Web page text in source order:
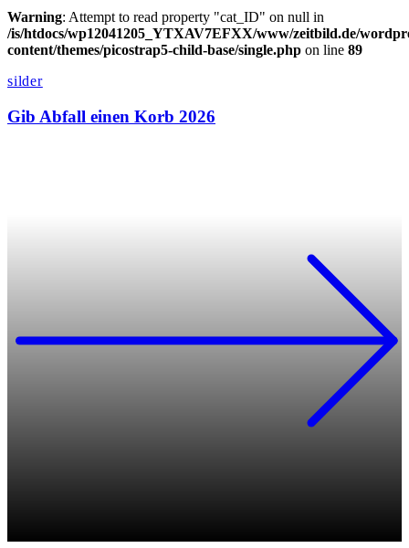
Warning: Attempt to read property "cat_ID" on null in
/is/htdocs/wp12041205_YTXAV7EFXX/www/zeitbild.de/
content/themes/picostrap5-child-base/single.php on line 89
silder
Gib Abfall einen Korb 2026